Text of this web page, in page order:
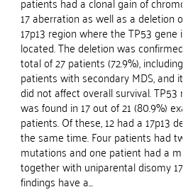
17 aberration as well as a deletion of
17p13 region where the TP53 gene is
located. The deletion was confirmed
total of 27 patients (72.9%), including
patients with secondary MDS, and its
did not affect overall survival. TP53
was found in 17 out of 21 (80.9%)
patients. Of these, 12 had a 17p13
the same time. Four patients had two
mutations and one patient had a
together with uniparental disomy
findings have a...